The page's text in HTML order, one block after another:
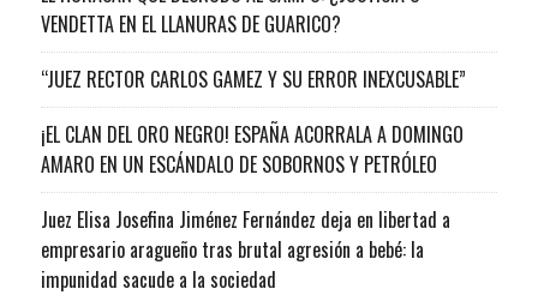
VENDETTA EN EL LLANURAS DE GUARICO?
“JUEZ RECTOR CARLOS GAMEZ Y SU ERROR INEXCUSABLE”
¡EL CLAN DEL ORO NEGRO! ESPAÑA ACORRALA A DOMINGO
AMARO EN UN ESCÁNDALO DE SOBORNOS Y PETRÓLEO
Juez Elisa Josefina Jiménez Fernández deja en libertad a
empresario aragueño tras brutal agresión a bebé: la
impunidad sacude a la sociedad